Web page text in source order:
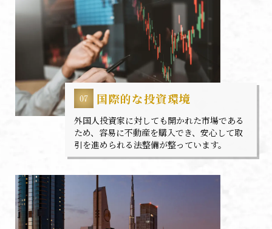
国際的な投資環境
外国人投資家に対しても開かれた市場である
ため、容易に不動産を購入でき、安心して取
引を進められる法整備が整っています。